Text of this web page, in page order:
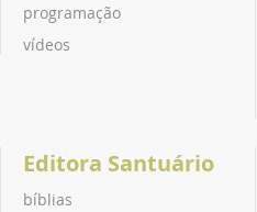
programação
vídeos
Editora Santuário
bíblias